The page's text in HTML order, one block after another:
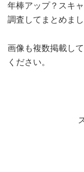
年棒アップ？スキ
調査してまとめまし
画像も複数掲載し
ください。